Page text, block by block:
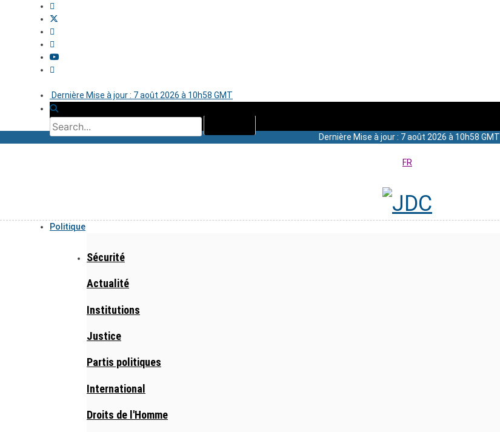
Dernière Mise à jour : 7 août 2026 à 10h58 GMT
Dernière Mise à jour : 7 août 2026 à 10h58 GMT
FR
Politique
Sécurité
Actualité
Institutions
Justice
Partis politiques
International
Droits de l'Homme